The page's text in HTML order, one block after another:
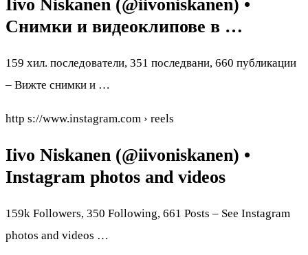
Iivo Niskanen (@iivoniskanen) •
Снимки и видеоклипове в …
159 хил. последователи, 351 последвани, 660 публикации
– Вижте снимки и …
http s://www.instagram.com › reels
Iivo Niskanen (@iivoniskanen) •
Instagram photos and videos
159k Followers, 350 Following, 661 Posts – See Instagram
photos and videos …